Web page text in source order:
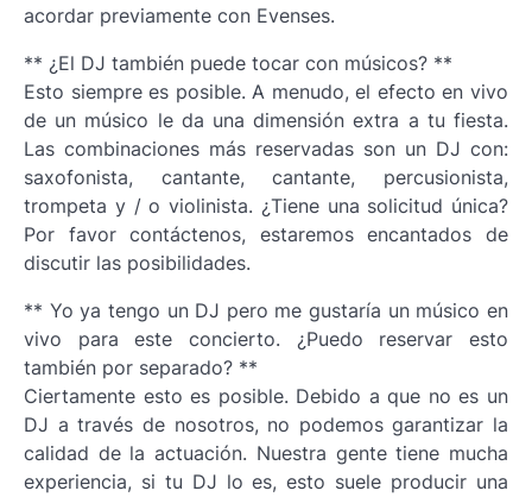
acordar previamente con Evenses.
** ¿El DJ también puede tocar con músicos? **
Esto siempre es posible. A menudo, el efecto en vivo
de un músico le da una dimensión extra a tu fiesta.
Las combinaciones más reservadas son un DJ con:
saxofonista, cantante, cantante, percusionista,
trompeta y / o violinista. ¿Tiene una solicitud única?
Por favor contáctenos, estaremos encantados de
discutir las posibilidades.
** Yo ya tengo un DJ pero me gustaría un músico en
vivo para este concierto. ¿Puedo reservar esto
también por separado? **
Ciertamente esto es posible. Debido a que no es un
DJ a través de nosotros, no podemos garantizar la
calidad de la actuación. Nuestra gente tiene mucha
experiencia, si tu DJ lo es, esto suele producir una